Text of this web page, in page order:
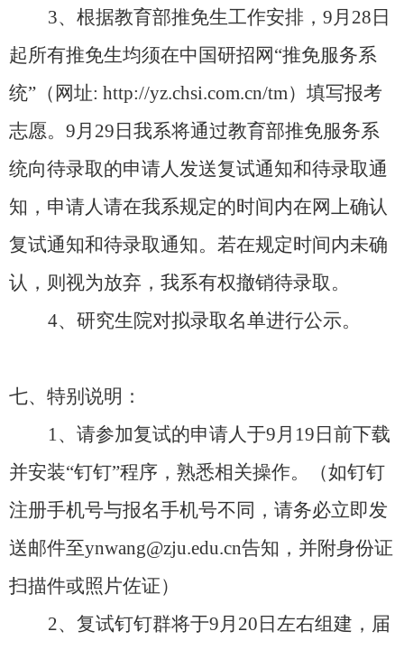
3、根据教育部推免生工作安排，9月28日
起所有推免生均须在中国研招网“推免服务系
统”（网址: http://yz.chsi.com.cn/tm）填写报考
志愿。9月29日我系将通过教育部推免服务系
统向待录取的申请人发送复试通知和待录取通
知，申请人请在我系规定的时间内在网上确认
复试通知和待录取通知。若在规定时间内未确
认，则视为放弃，我系有权撤销待录取。
4、研究生院对拟录取名单进行公示。
七、特别说明：
1、请参加复试的申请人于9月19日前下载
并安装“钉钉”程序，熟悉相关操作。
（如钉钉
注册手机号与报名手机号不同，请务必立即发
送邮件至ynwang@zju.edu.cn告知，并附身份证
扫描件或照片佐证）
2、复试钉钉群将于9月20日左右组建，届